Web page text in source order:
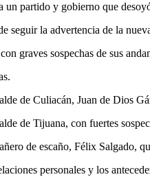
un partido y gobierno que
seguir la advertencia de la
graves sospechas de sus
de Culiacán, Juan de Dios
de Tijuana, con fuertes
de escaño, Félix Salgado,
personales y los